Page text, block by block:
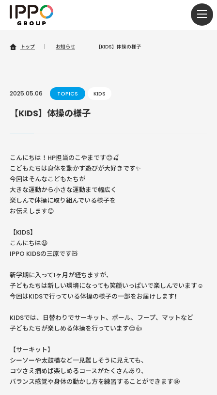
トップ ｜ お知らせ ｜ 【KIDS】体操の様子
2025.05.06 TOPICS KIDS
【KIDS】体操の様子
こんにちは！HP担当のこやまです😊🍒
こどもたちは身体を動かす遊びが大好きです✨
今回はそんなこどもたちが
大きな運動から小さな運動まで幅広く
楽しんで体操に取り組んでいる様子を
お伝えします😊
【KIDS】
こんにちは😆
IPPO KIDSの三原です🧸
新学期に入って1ヶ月が経ちますが、
子どもたちは新しい環境になっても笑顔いっぱいで楽しんでいます☺️
今回はKIDSで行っている体操の様子の一部をお届けします❗️
KIDSでは、日替わりでサーキット、ボール、フープ、マットなど
子どもたちが楽しめる体操を行っています😊👍
【サーキット】
シーソーや太鼓橋など一見難しそうに見えても、
コツさえ掴めば楽しめるコースがたくさんあり、
バランス感覚や身体の動かし方を練習することができます🤩